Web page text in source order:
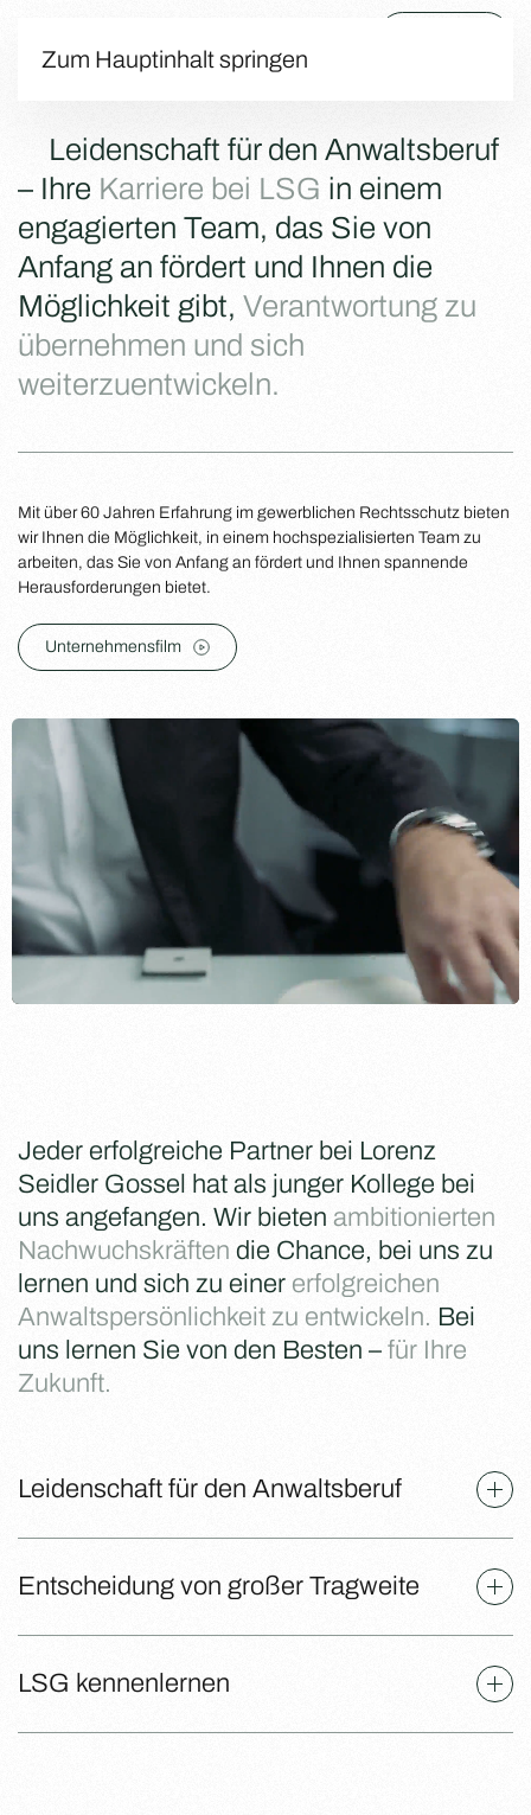
Zum Hauptinhalt springen
Leidenschaft für den Anwaltsberuf
– Ihre Karriere bei LSG in einem
engagierten Team, das Sie von
Anfang an fördert und Ihnen die
Möglichkeit gibt, Verantwortung zu
übernehmen und sich
weiterzuentwickeln.
Unternehmensfilm
Mit über 60 Jahren Erfahrung im gewerblichen Rechtsschutz bieten
wir Ihnen die Möglichkeit, in einem hochspezialisierten Team zu
arbeiten, das Sie von Anfang an fördert und Ihnen spannende
Herausforderungen bietet.
Jeder erfolgreiche Partner bei Lorenz
Seidler Gossel hat als junger Kollege bei
uns angefangen. Wir bieten ambitionierten
Nachwuchskräften die Chance, bei uns zu
lernen und sich zu einer erfolgreichen
Anwaltspersönlichkeit zu entwickeln. Bei
uns lernen Sie von den Besten – für Ihre
Zukunft.
Leidenschaft für den Anwaltsberuf
Entscheidung von großer Tragweite
LSG kennenlernen